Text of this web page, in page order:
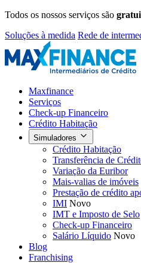
Todos os nossos serviços são
Soluções à medida Rede de
Maxfinance
Serviços
Check-up Financeiro
Crédito Habitação
Simuladores
Crédito Habitação
Transferência de
Variação da Euribor
Mais-valias de imóveis
Prestação de crédito
IMI Novo
IMT e Imposto de Selo
Check-up Financeiro
Salário Líquido Novo
Blog
Franchising